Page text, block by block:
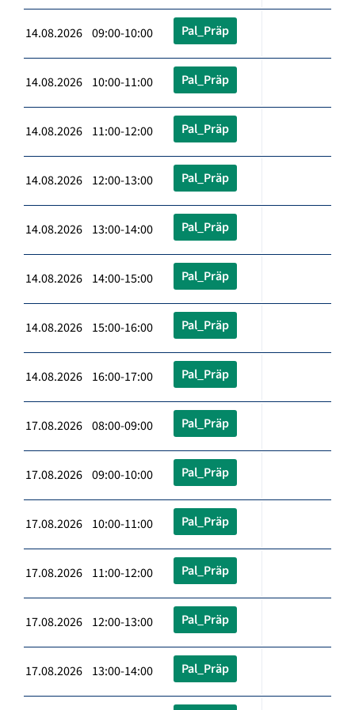
14.08.2026 09:00-10:00 Pal_Präp
14.08.2026 10:00-11:00 Pal_Präp
14.08.2026 11:00-12:00 Pal_Präp
14.08.2026 12:00-13:00 Pal_Präp
14.08.2026 13:00-14:00 Pal_Präp
14.08.2026 14:00-15:00 Pal_Präp
14.08.2026 15:00-16:00 Pal_Präp
14.08.2026 16:00-17:00 Pal_Präp
17.08.2026 08:00-09:00 Pal_Präp
17.08.2026 09:00-10:00 Pal_Präp
17.08.2026 10:00-11:00 Pal_Präp
17.08.2026 11:00-12:00 Pal_Präp
17.08.2026 12:00-13:00 Pal_Präp
17.08.2026 13:00-14:00 Pal_Präp